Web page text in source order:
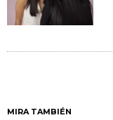
MIRA TAMBIÉN